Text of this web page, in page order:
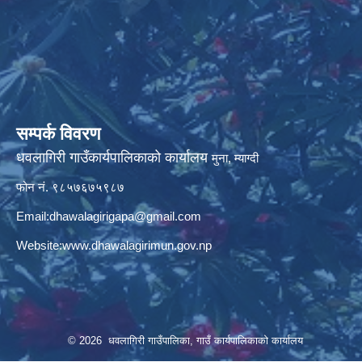
सम्पर्क विवरण
धवलागिरी गाउँकार्यपालिकाको कार्यालयमुना, म्याग्दी
फोन नं. ९८५७६७५९८७
Email:dhawalagirigapa@gmail.com
Website:www.dhawalagirimun.gov.np
© 2026 धवलागिरी गाउँपालिका, गाउँ कार्यपालिकाको कार्यालय